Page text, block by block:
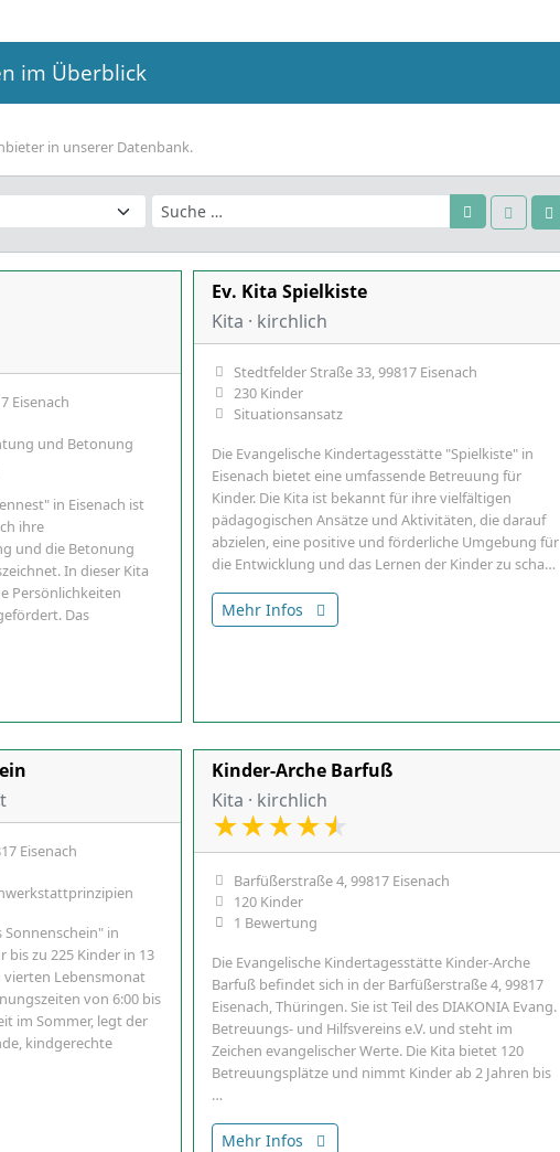
im Überblick
in unserer Datenbank.
Eisenach
und Betonung
in Eisenach ist
ihre
und die Betonung
In dieser Kita
Persönlichkeiten
Das
Ev. Kita Spielkiste
Kita · kirchlich
Stedtfelder Straße 33, 99817 Eisenach
230 Kinder
Situationsansatz
Die Evangelische Kindertagesstätte "Spielkiste" in
Eisenach bietet eine umfassende Betreuung für
Kinder. Die Kita ist bekannt für ihre vielfältigen
pädagogischen Ansätze und Aktivitäten, die darauf
abzielen, eine positive und förderliche Umgebung für
die Entwicklung und das Lernen der Kinder zu scha…
Mehr Infos
Eisenach
Sonnenschein" in
bis zu 225 Kinder in 13
vierten Lebensmonat
von 6:00 bis
im Sommer, legt der
kindgerechte
Kinder-Arche Barfuß
Kita · kirchlich
★★★★★
Barfüßerstraße 4, 99817 Eisenach
120 Kinder
1 Bewertung
Die Evangelische Kindertagesstätte Kinder-Arche
Barfuß befindet sich in der Barfüßerstraße 4, 99817
Eisenach, Thüringen. Sie ist Teil des DIAKONIA Evang.
Betreuungs- und Hilfsvereins e.V. und steht im
Zeichen evangelischer Werte. Die Kita bietet 120
Betreuungsplätze und nimmt Kinder ab 2 Jahren bis
…
Mehr Infos